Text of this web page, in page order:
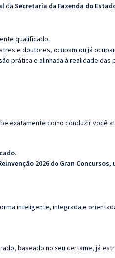
da Secretaria da Fazenda do
qualificado.
e doutores, ocupam ou já
prática e alinhada à realidade das
exatamente como conduzir você
2026 do Gran Concursos,
inteligente, integrada e
baseado no seu certame, já